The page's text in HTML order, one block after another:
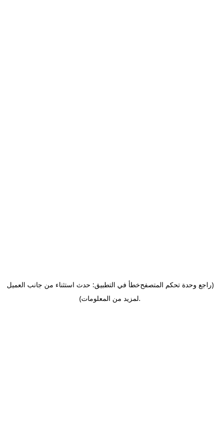
خطأ في التطبيق: حدث استثناء من جانب العميل(راجع وحدة تحكم المتصفح
لمزيد من المعلومات).